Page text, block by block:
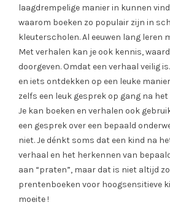
laagdrempelige manier in kunnen
waarom boeken zo populair zijn in
kleuterscholen. Al eeuwen lang leren
Met verhalen kan je ook kennis,
doorgeven. Omdat een verhaal veilig
en iets ontdekken op een leuke
zelfs een leuk gesprek op gang na
Je kan boeken en verhalen ook
een gesprek over een bepaald
niet. Je dénkt soms dat een kind na
verhaal en het herkennen van
aan “praten”, maar dat is niet altijd
prentenboeken voor hoogsensitieve
moeite !